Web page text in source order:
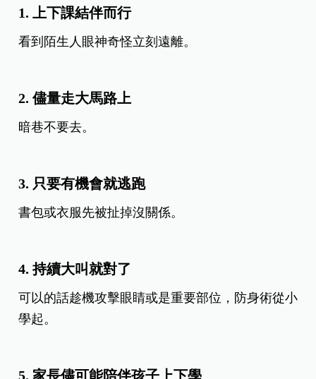
1. 上下課結伴而行
看到陌生人眼神奇怪立刻遠離。
2. 儘量走大馬路上
暗巷不要去。
3. 只要有機會就逃跑
書包或衣服先被扯掉沒關係。
4. 持續大叫就對了
可以的話趁機攻擊眼睛或是重要部位，防身術從小
學起。
5. 家長儘可能陪伴孩子上下學